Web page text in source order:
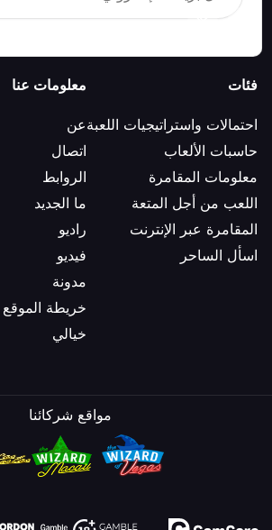
فئات
احتمالات واستراتيجيات اللعبة
حاسبات الألعاب
معلومات المقامرة
اللعب من أجل المتعة
المقامرة عبر الإنترنت
اسأل الساحر
معلومات عنا
عن
اتصال
الروابط
ما الجديد
راديو
فيديو
مدونة
خريطة الموقع
خيالي
مواقع شركائنا